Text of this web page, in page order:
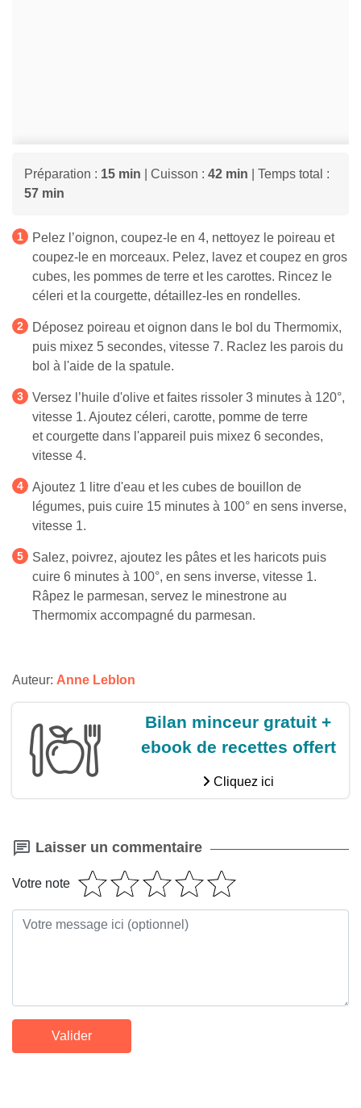
Préparation : 15 min | Cuisson : 42 min | Temps total :
57 min
Pelez l’oignon, coupez-le en 4, nettoyez le poireau et
coupez-le en morceaux. Pelez, lavez et coupez en gros
cubes, les pommes de terre et les carottes. Rincez le
céleri et la courgette, détaillez-les en rondelles.
Déposez poireau et oignon dans le bol du Thermomix,
puis mixez 5 secondes, vitesse 7. Raclez les parois du
bol à l'aide de la spatule.
Versez l’huile d'olive et faites rissoler 3 minutes à 120°,
vitesse 1. Ajoutez céleri, carotte, pomme de terre
et courgette dans l'appareil puis mixez 6 secondes,
vitesse 4.
Ajoutez 1 litre d'eau et les cubes de bouillon de
légumes, puis cuire 15 minutes à 100° en sens inverse,
vitesse 1.
Salez, poivrez, ajoutez les pâtes et les haricots puis
cuire 6 minutes à 100°, en sens inverse, vitesse 1.
Râpez le parmesan, servez le minestrone au
Thermomix accompagné du parmesan.
Auteur: Anne Leblon
Bilan minceur gratuit +
ebook de recettes offert
Cliquez ici
Laisser un commentaire
Votre note